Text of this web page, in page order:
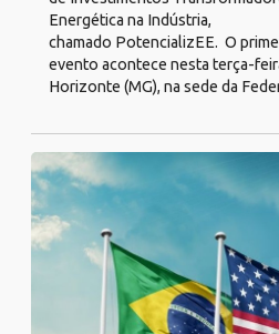
Energética na Indústria,
chamado PotencializEE. O
evento acontece nesta terça-
Horizonte (MG), na sede da